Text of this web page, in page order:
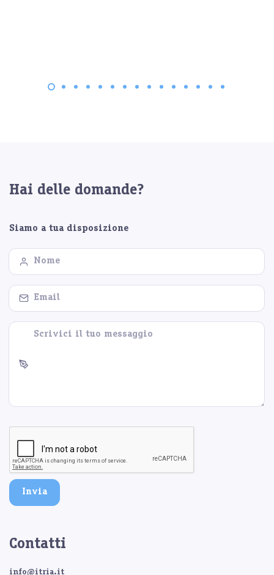
Hai delle domande?
Siamo a tua disposizione
Invia
Contatti
info@itria.it